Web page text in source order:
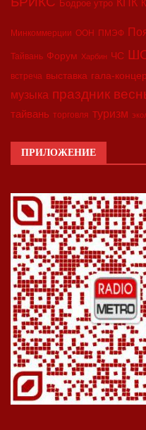
Бодрое утро
Минкоммерции ООН ПМЭФ
Тайвань Форум Харбин ЧС
встреча выставка гала-
музыка праздник
тайвань торговля туризм
ПРИЛОЖЕНИЕ